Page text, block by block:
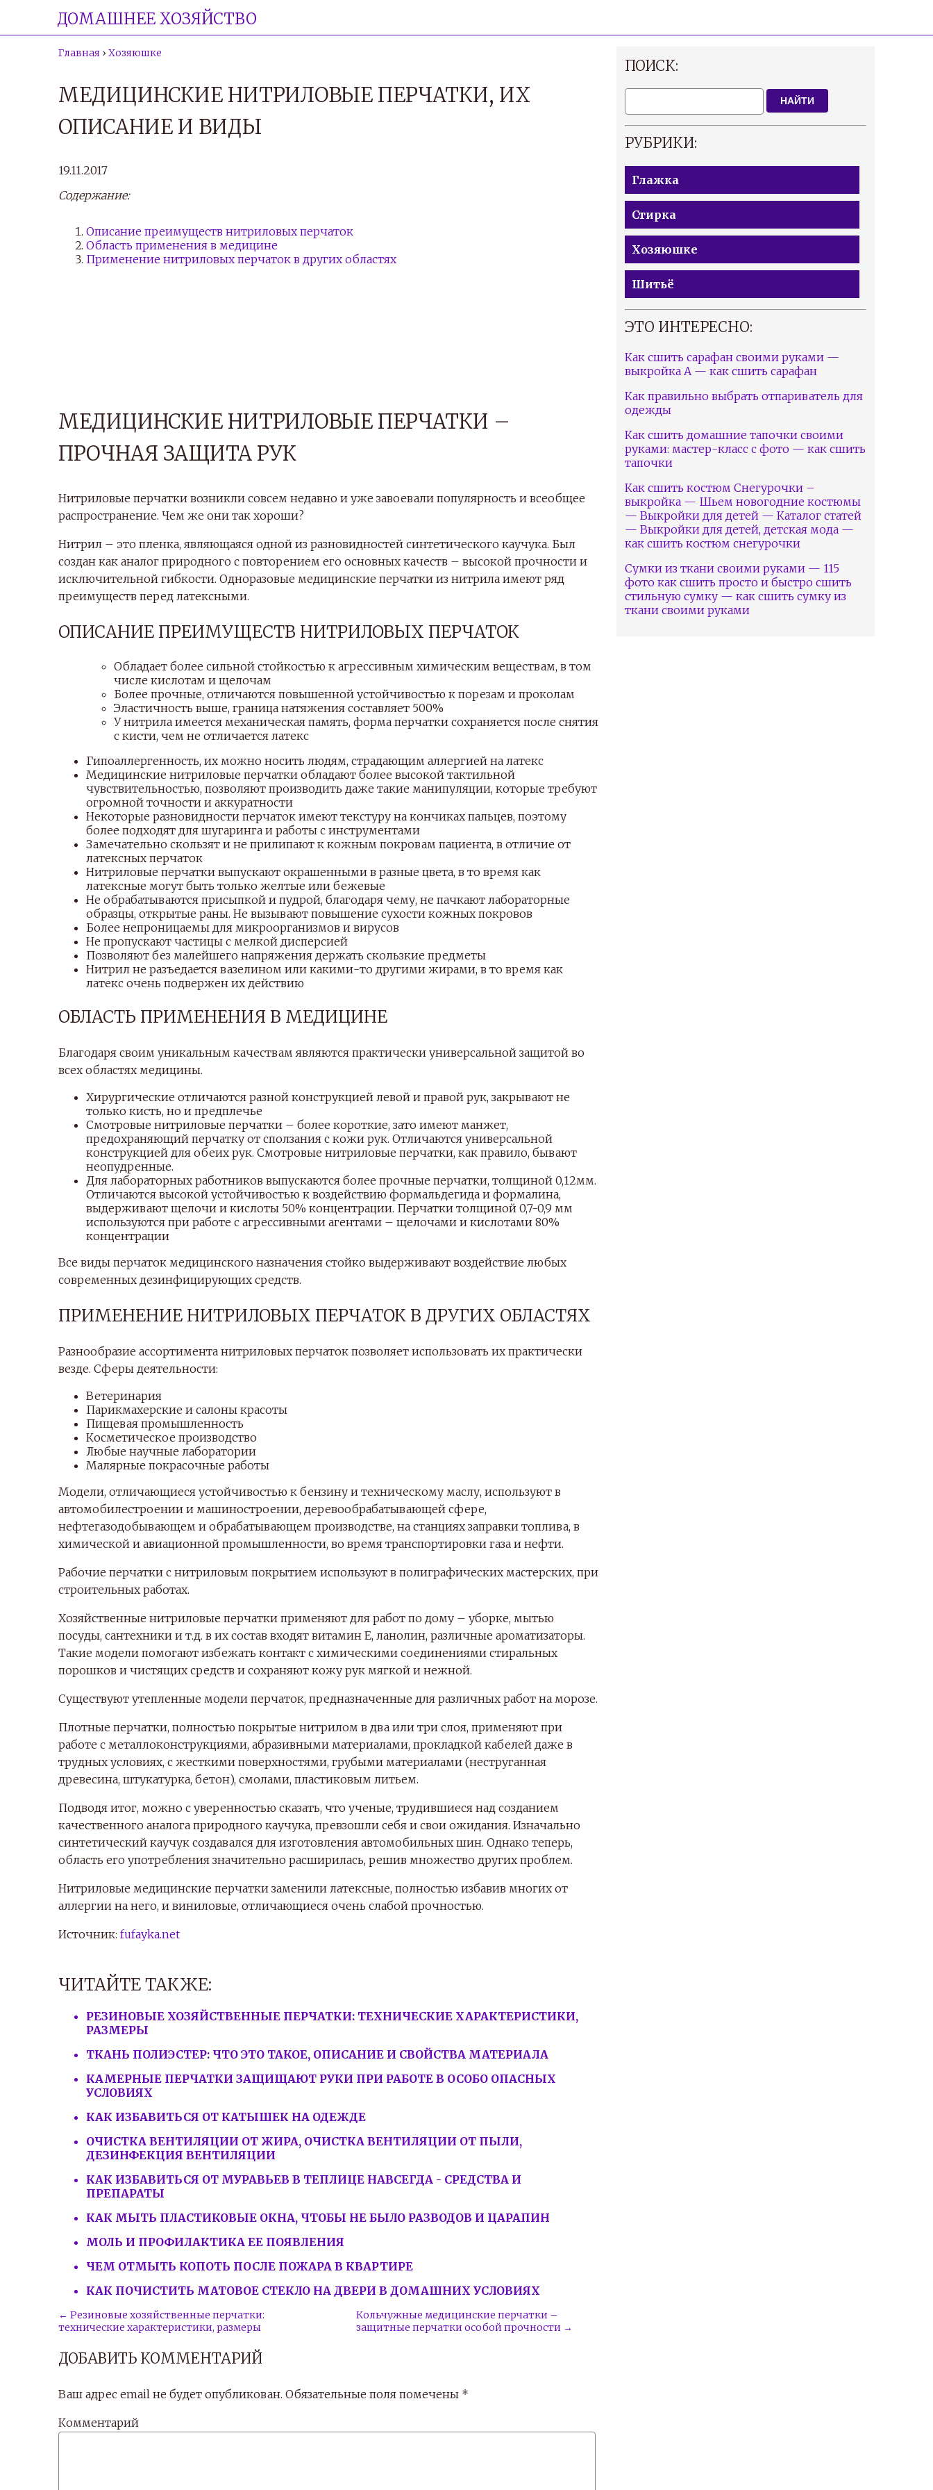
ДОМАШНЕЕ ХОЗЯЙСТВО
Главная › Хозяюшке
МЕДИЦИНСКИЕ НИТРИЛОВЫЕ ПЕРЧАТКИ, ИХ
ОПИСАНИЕ И ВИДЫ
19.11.2017
Содержание:
Описание преимуществ нитриловых перчаток
Область применения в медицине
Применение нитриловых перчаток в других областях
МЕДИЦИНСКИЕ НИТРИЛОВЫЕ ПЕРЧАТКИ –
ПРОЧНАЯ ЗАЩИТА РУК
Нитриловые перчатки возникли совсем недавно и уже завоевали популярность и всеобщее
распространение. Чем же они так хороши?
Нитрил – это пленка, являющаяся одной из разновидностей синтетического каучука. Был
создан как аналог природного с повторением его основных качеств – высокой прочности и
исключительной гибкости. Одноразовые медицинские перчатки из нитрила имеют ряд
преимуществ перед латексными.
ОПИСАНИЕ ПРЕИМУЩЕСТВ НИТРИЛОВЫХ ПЕРЧАТОК
Обладает более сильной стойкостью к агрессивным химическим веществам, в том
числе кислотам и щелочам
Более прочные, отличаются повышенной устойчивостью к порезам и проколам
Эластичность выше, граница натяжения составляет 500%
У нитрила имеется механическая память, форма перчатки сохраняется после снятия
с кисти, чем не отличается латекс
Гипоаллергенность, их можно носить людям, страдающим аллергией на латекс
Медицинские нитриловые перчатки обладают более высокой тактильной
чувствительностью, позволяют производить даже такие манипуляции, которые требуют
огромной точности и аккуратности
Некоторые разновидности перчаток имеют текстуру на кончиках пальцев, поэтому
более подходят для шугаринга и работы с инструментами
Замечательно скользят и не прилипают к кожным покровам пациента, в отличие от
латексных перчаток
Нитриловые перчатки выпускают окрашенными в разные цвета, в то время как
латексные могут быть только желтые или бежевые
Не обрабатываются присыпкой и пудрой, благодаря чему, не пачкают лабораторные
образцы, открытые раны. Не вызывают повышение сухости кожных покровов
Более непроницаемы для микроорганизмов и вирусов
Не пропускают частицы с мелкой дисперсией
Позволяют без малейшего напряжения держать скользкие предметы
Нитрил не разъедается вазелином или какими-то другими жирами, в то время как
латекс очень подвержен их действию
ОБЛАСТЬ ПРИМЕНЕНИЯ В МЕДИЦИНЕ
Благодаря своим уникальным качествам являются практически универсальной защитой во
всех областях медицины.
Хирургические отличаются разной конструкцией левой и правой рук, закрывают не
только кисть, но и предплечье
Смотровые нитриловые перчатки – более короткие, зато имеют манжет,
предохраняющий перчатку от сползания с кожи рук. Отличаются универсальной
конструкцией для обеих рук. Смотровые нитриловые перчатки, как правило, бывают
неопудренные.
Для лабораторных работников выпускаются более прочные перчатки, толщиной 0,12мм.
Отличаются высокой устойчивостью к воздействию формальдегида и формалина,
выдерживают щелочи и кислоты 50% концентрации. Перчатки толщиной 0,7-0,9 мм
используются при работе с агрессивными агентами – щелочами и кислотами 80%
концентрации
Все виды перчаток медицинского назначения стойко выдерживают воздействие любых
современных дезинфицирующих средств.
ПРИМЕНЕНИЕ НИТРИЛОВЫХ ПЕРЧАТОК В ДРУГИХ ОБЛАСТЯХ
Разнообразие ассортимента нитриловых перчаток позволяет использовать их практически
везде. Сферы деятельности:
Ветеринария
Парикмахерские и салоны красоты
Пищевая промышленность
Косметическое производство
Любые научные лаборатории
Малярные покрасочные работы
Модели, отличающиеся устойчивостью к бензину и техническому маслу, используют в
автомобилестроении и машиностроении, деревообрабатывающей сфере,
нефтегазодобывающем и обрабатывающем производстве, на станциях заправки топлива, в
химической и авиационной промышленности, во время транспортировки газа и нефти.
Рабочие перчатки с нитриловым покрытием используют в полиграфических мастерских, при
строительных работах.
Хозяйственные нитриловые перчатки применяют для работ по дому – уборке, мытью
посуды, сантехники и т.д. в их состав входят витамин Е, ланолин, различные ароматизаторы.
Такие модели помогают избежать контакт с химическими соединениями стиральных
порошков и чистящих средств и сохраняют кожу рук мягкой и нежной.
Существуют утепленные модели перчаток, предназначенные для различных работ на морозе.
Плотные перчатки, полностью покрытые нитрилом в два или три слоя, применяют при
работе с металлоконструкциями, абразивными материалами, прокладкой кабелей даже в
трудных условиях, с жесткими поверхностями, грубыми материалами (неструганная
древесина, штукатурка, бетон), смолами, пластиковым литьем.
Подводя итог, можно с уверенностью сказать, что ученые, трудившиеся над созданием
качественного аналога природного каучука, превзошли себя и свои ожидания. Изначально
синтетический каучук создавался для изготовления автомобильных шин. Однако теперь,
область его употребления значительно расширилась, решив множество других проблем.
Нитриловые медицинские перчатки заменили латексные, полностью избавив многих от
аллергии на него, и виниловые, отличающиеся очень слабой прочностью.
Источник: fufayka.net
ЧИТАЙТЕ ТАКЖЕ:
РЕЗИНОВЫЕ ХОЗЯЙСТВЕННЫЕ ПЕРЧАТКИ: ТЕХНИЧЕСКИЕ ХАРАКТЕРИСТИКИ,
РАЗМЕРЫ
ТКАНЬ ПОЛИЭСТЕР: ЧТО ЭТО ТАКОЕ, ОПИСАНИЕ И СВОЙСТВА МАТЕРИАЛА
КАМЕРНЫЕ ПЕРЧАТКИ ЗАЩИЩАЮТ РУКИ ПРИ РАБОТЕ В ОСОБО ОПАСНЫХ
УСЛОВИЯХ
КАК ИЗБАВИТЬСЯ ОТ КАТЫШЕК НА ОДЕЖДЕ
ОЧИСТКА ВЕНТИЛЯЦИИ ОТ ЖИРА, ОЧИСТКА ВЕНТИЛЯЦИИ ОТ ПЫЛИ,
ДЕЗИНФЕКЦИЯ ВЕНТИЛЯЦИИ
КАК ИЗБАВИТЬСЯ ОТ МУРАВЬЕВ В ТЕПЛИЦЕ НАВСЕГДА - СРЕДСТВА И
ПРЕПАРАТЫ
КАК МЫТЬ ПЛАСТИКОВЫЕ ОКНА, ЧТОБЫ НЕ БЫЛО РАЗВОДОВ И ЦАРАПИН
МОЛЬ И ПРОФИЛАКТИКА ЕЕ ПОЯВЛЕНИЯ
ЧЕМ ОТМЫТЬ КОПОТЬ ПОСЛЕ ПОЖАРА В КВАРТИРЕ
КАК ПОЧИСТИТЬ МАТОВОЕ СТЕКЛО НА ДВЕРИ В ДОМАШНИХ УСЛОВИЯХ
← Резиновые хозяйственные перчатки:
технические характеристики, размеры
Кольчужные медицинские перчатки –
защитные перчатки особой прочности →
ДОБАВИТЬ КОММЕНТАРИЙ
Ваш адрес email не будет опубликован. Обязательные поля помечены *
Комментарий
ПОИСК:
НАЙТИ
РУБРИКИ:
Глажка
Стирка
Хозяюшке
Шитьё
ЭТО ИНТЕРЕСНО:
Как сшить сарафан своими руками —
выкройка А — как сшить сарафан
Как правильно выбрать отпариватель для
одежды
Как сшить домашние тапочки своими
руками: мастер-класс с фото — как сшить
тапочки
Как сшить костюм Снегурочки –
выкройка — Шьем новогодние костюмы
— Выкройки для детей — Каталог статей
— Выкройки для детей, детская мода —
как сшить костюм снегурочки
Сумки из ткани своими руками — 115
фото как сшить просто и быстро сшить
стильную сумку — как сшить сумку из
ткани своими руками